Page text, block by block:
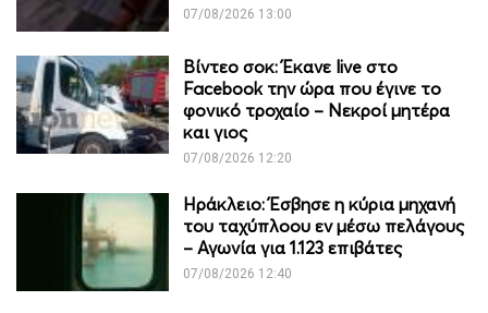
07/08/2026 13:00
Βίντεο σοκ: Έκανε live στο
Facebook την ώρα που έγινε το
φονικό τροχαίο – Νεκροί μητέρα
και γιος
07/08/2026 12:20
Ηράκλειο: Έσβησε η κύρια μηχανή
του ταχύπλοου εν μέσω πελάγους
– Αγωνία για 1.123 επιβάτες
07/08/2026 12:40